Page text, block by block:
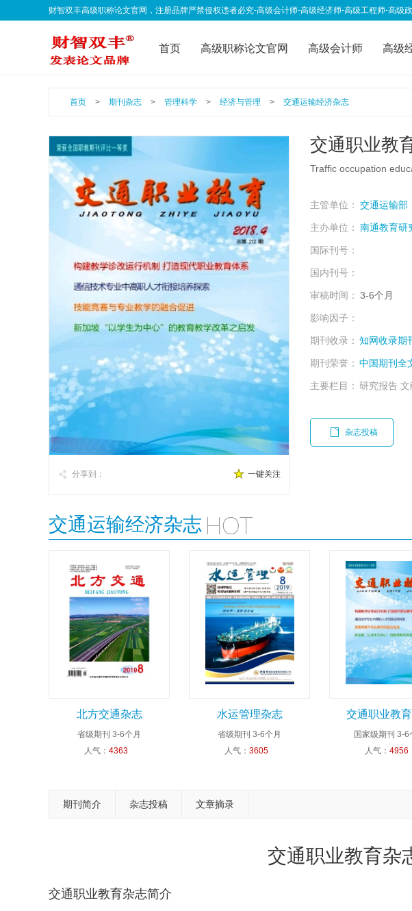
财智双丰高级职称论文官网，注册品牌严禁侵权违者必究-高级会计师-高级经济师-高级工程师-高
首页 高级职称论文官网 高级会计师 高级
联系我们 公告声明 职称资讯
首页 > 期刊杂志 > 管理科学 > 经济与管理 > 交通运输经济杂志
分享到： 一键关注
交通职业教
Traffic occupation
主管单位： 交通运输部
主办单位： 南通教育研究会;职业教
国际刊号：
国内刊号：
审稿时间： 3-6个月
影响因子：
期刊收录： 知网收录期
期刊荣誉： 中国期刊全
主要栏目： 研究报告
杂志投稿
交通运输经济杂志
北方交通杂志
省级期刊 3-6个月
人气： 4363
水运管理杂志
省级期刊 3-6个月
人气： 3605
交通职业教
国家级期刊 3-6
人气： 4956
期刊简介 杂志投稿 文章摘录
交通职业教育杂
交通职业教育杂志简介